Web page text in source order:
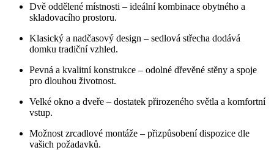
Dvě oddělené místnosti – ideální kombinace obytného a
skladovacího prostoru.
Klasický a nadčasový design – sedlová střecha dodává
domku tradiční vzhled.
Pevná a kvalitní konstrukce – odolné dřevěné stěny a spoje
pro dlouhou životnost.
Velké okno a dveře – dostatek přirozeného světla a komfortní
vstup.
Možnost zrcadlové montáže – přizpůsobení dispozice dle
vašich požadavků.